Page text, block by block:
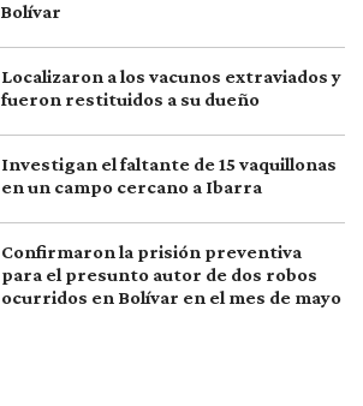
Bolívar
Localizaron a los vacunos extraviados y
fueron restituidos a su dueño
Investigan el faltante de 15 vaquillonas
en un campo cercano a Ibarra
Confirmaron la prisión preventiva
para el presunto autor de dos robos
ocurridos en Bolívar en el mes de mayo